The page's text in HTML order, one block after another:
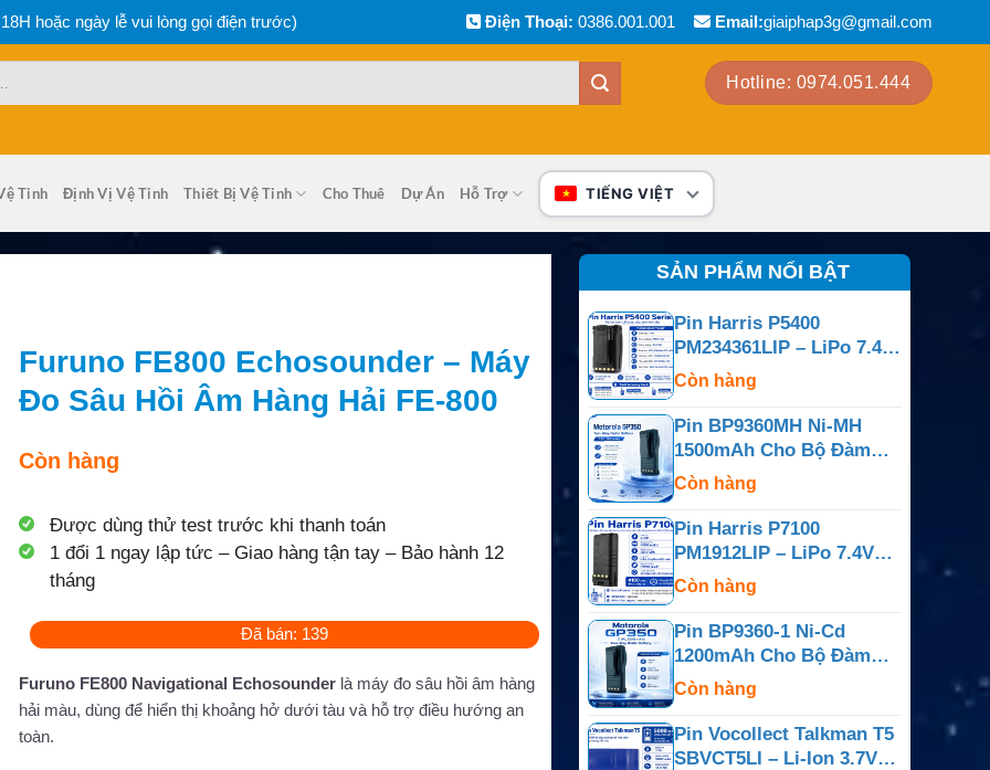
hoặc ngày lễ vui lòng gọi điện trước) Điện Thoại: 0386.001.001 Email:giaiphap3g@gmail.com
Hotline: 0974.051.444
Tinh Định Vị Vệ Tinh Thiết Bị Vệ Tinh Cho Thuê Dự Án Hỗ Trợ TIẾNG VIỆT
Furuno FE800 Echosounder – Máy
Đo Sâu Hồi Âm Hàng Hải FE-800
Còn hàng
Được dùng thử test trước khi thanh toán
1 đổi 1 ngay lập tức – Giao hàng tận tay – Bảo hành 12
tháng
Đã bán: 139
Furuno FE800 Navigational Echosounderlà máy đo sâu hồi âm hàng
hải màu, dùng để hiển thị khoảng hở dưới tàu và hỗ trợ điều hướng an
toàn.
SẢN PHẨM NỔI BẬT
Pin Harris P5400
PM234361LIP – LiPo 7.4V
4100mAh
Còn hàng
Pin BP9360MH Ni-MH
1500mAh Cho Bộ Đàm
Motorola GP350
Còn hàng
Pin Harris P7100
PM1912LIP – LiPo 7.4V
4100mAh
Còn hàng
Pin BP9360-1 Ni-Cd
1200mAh Cho Bộ Đàm
Motorola GP350
Còn hàng
Pin Vocollect Talkman T5
SBVCT5LI – Li-Ion 3.7V